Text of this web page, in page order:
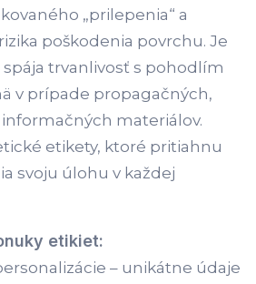
„prilepenia“ a
poškodenia povrchu. Je
trvanlivosť s pohodlím
v prípade propagačných,
materiálov.
etikety, ktoré pritiahnu
svoju úlohu v každej
etikiet:
– unikátne údaje